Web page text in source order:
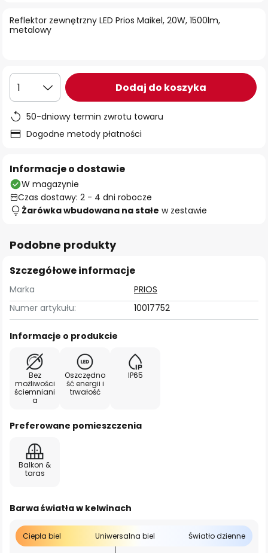
Reflektor zewnętrzny LED Prios Maikel, 20W, 1500lm,
metalowy
1 Dodaj do koszyka
50-dniowy termin zwrotu towaru
Dogodne metody płatności
Informacje o dostawie
W magazynie
Czas dostawy: 2 - 4 dni robocze
Żarówka wbudowana na stałe w zestawie
Podobne produkty
Szczegółowe informacje
Marka
PRIOS
Numer artykułu:
10017752
Informacje o produkcie
Bez
możliwości
ściemniani
a
Oszczędno
ść energii i
trwałość
IP65
Preferowane pomieszczenia
Balkon &
taras
Barwa światła w kelwinach
Ciepła biel Uniwersalna biel Światło dzienne